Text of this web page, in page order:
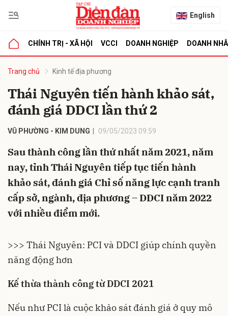
English
CHÍNH TRỊ - XÃ HỘI VCCI DOANH NGHIỆP DOANH
Trang chủ Kinh tế địa phương
Thái Nguyên tiến hành khảo sát,
đánh giá DDCI lần thứ 2
VŨ PHƯỜNG - KIM DUNG 09/05/2023 09:59
Sau thành công lần thứ nhất năm 2021, năm
nay, tỉnh Thái Nguyên tiếp tục tiến hành
khảo sát, đánh giá Chỉ số năng lực cạnh tranh
cấp sở, ngành, địa phương – DDCI năm 2022
với nhiều điểm mới.
>>> Thái Nguyên: PCI và DDCI giúp chính quyền
năng động hơn
Kế thừa thành công từ DDCI 2021
Nếu như PCI là cuộc khảo sát đánh giá ở quy mô
luận
Hủy